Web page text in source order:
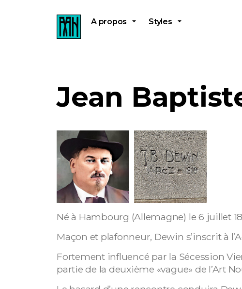
A propos Styles
Jean
Né à Hambourg (Allemagne) le 6 juillet
Maçon et plafonneur, Dewin s’inscrit à
Fortement influencé par la Sécession
partie de la deuxième «vague» de l’Art